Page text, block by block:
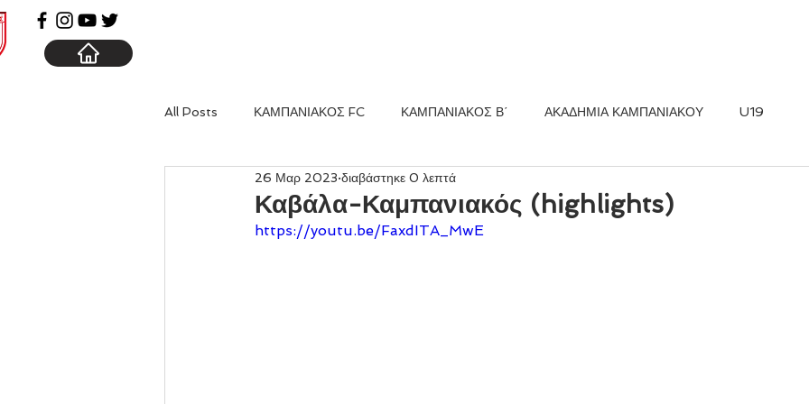
All Posts ΚΑΜΠΑΝΙΑΚΟΣ FC ΚΑΜΠΑΝΙΑΚΟΣ Β΄ ΑΚΑΔΗΜΙΑ ΚΑΜΠΑΝΙΑΚΟΥ U19
Καβάλα-Καμπανιακός (highlights)
26 Μαρ 2023 διαβάστηκε 0 λεπτά
https://youtu.be/FaxdITA_MwE